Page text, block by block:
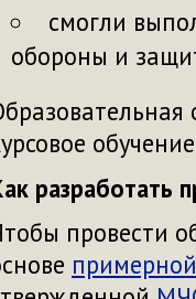
смогли
обороны и
разработать
провести